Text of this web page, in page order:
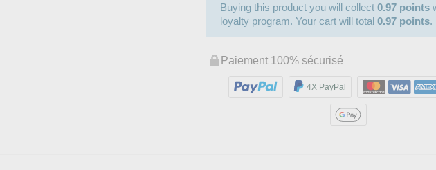
Buying this product you will collect0.97 points
loyalty program. Your cart will total0.97 points.
Paiement 100% sécurisé
4X PayPal